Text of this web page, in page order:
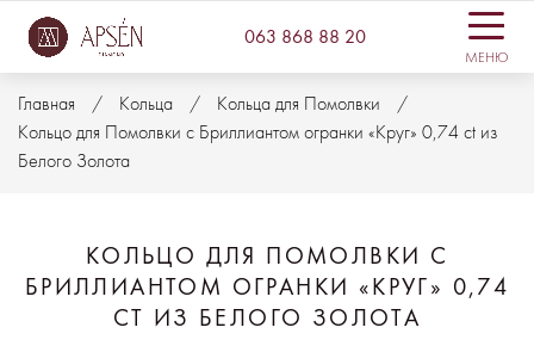
063 868 88 20
МЕНЮ
Главная Кольца
Кольца для Помолвки
Кольцо для Помолвки с Бриллиантом огранки «Круг» 0,74 ct из
Белого Золота
КОЛЬЦО ДЛЯ ПОМОЛВКИ С
БРИЛЛИАНТОМ ОГРАНКИ «КРУГ» 0,74
CT ИЗ БЕЛОГО ЗОЛОТА